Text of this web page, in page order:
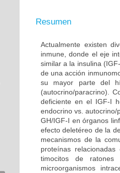
Resumen
Actualmente existen
inmune, donde el eje
similar a la insulina
de una acción
su mayor parte del
(autocrino/paracrino).
deficiente en el IGF-I
endocrino vs.
GH/IGF-I en órganos
efecto deletéreo de la
mecanismos de la
proteínas
timocitos de
microorganismos